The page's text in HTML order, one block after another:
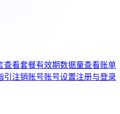
查看套餐有效期数据量查看账单
引注销账号账号设置注册与登录